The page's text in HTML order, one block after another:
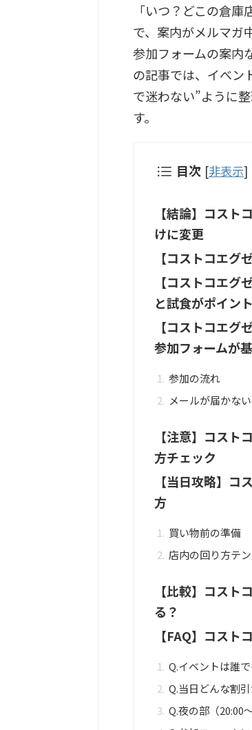
「いつ？どこの倉
で、案内がメルマガ
参加フォームの案内
の記事では、イベン
で迷わない”ように
す。
目次 [非表示]
【結論】コス
けに変更
【コストコエ
【コストコエグ
と試食がポイント
【コストコエ
参加フォームが
参加の流れ
メールが届かな
【注意】コス
方チェック
【当日攻略】コ
方
買い物前の準備
店内の回り方テ
【比較】コス
る？
【FAQ】コス
Q.イベントは誰
Q.当日どんな割
Q.夜の部（20:00